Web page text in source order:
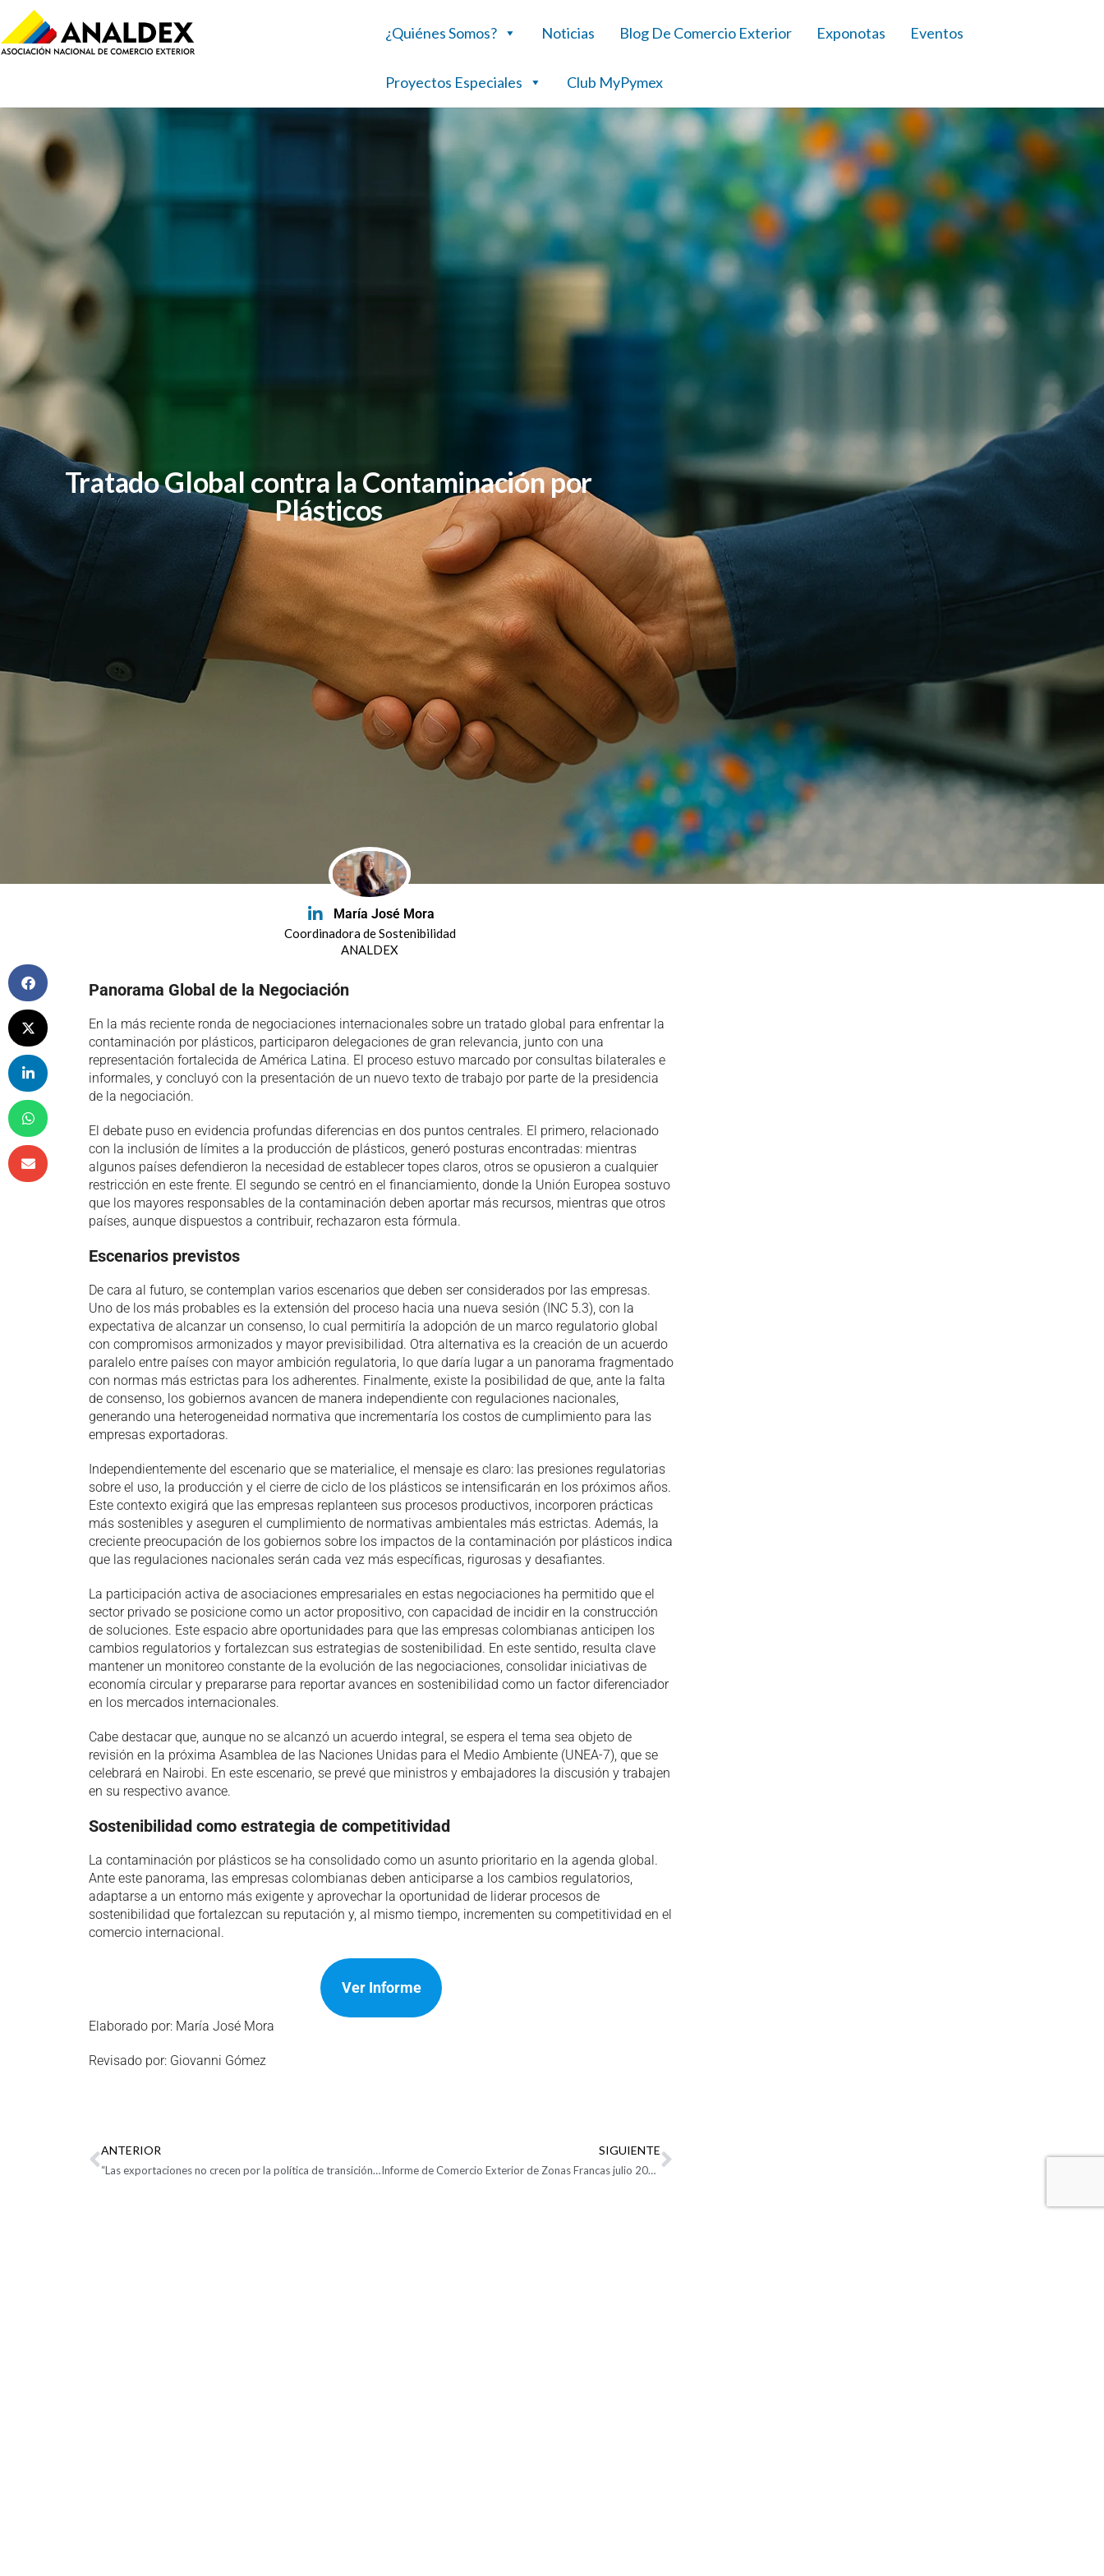
¿Quiénes Somos? Noticias Blog De Comercio Exterior Exponotas Eventos
Proyectos Especiales Club MyPymex
Tratado Global contra la Contaminación por
Plásticos
María José Mora
Coordinadora de Sostenibilidad
ANALDEX
Panorama Global de la Negociación
En la más reciente ronda de negociaciones internacionales sobre un tratado global para enfrentar la
contaminación por plásticos, participaron delegaciones de gran relevancia, junto con una
representación fortalecida de América Latina. El proceso estuvo marcado por consultas bilaterales e
informales, y concluyó con la presentación de un nuevo texto de trabajo por parte de la presidencia
de la negociación.
El debate puso en evidencia profundas diferencias en dos puntos centrales. El primero, relacionado
con la inclusión de límites a la producción de plásticos, generó posturas encontradas: mientras
algunos países defendieron la necesidad de establecer topes claros, otros se opusieron a cualquier
restricción en este frente. El segundo se centró en el financiamiento, donde la Unión Europea sostuvo
que los mayores responsables de la contaminación deben aportar más recursos, mientras que otros
países, aunque dispuestos a contribuir, rechazaron esta fórmula.
Escenarios previstos
De cara al futuro, se contemplan varios escenarios que deben ser considerados por las empresas.
Uno de los más probables es la extensión del proceso hacia una nueva sesión (INC 5.3), con la
expectativa de alcanzar un consenso, lo cual permitiría la adopción de un marco regulatorio global
con compromisos armonizados y mayor previsibilidad. Otra alternativa es la creación de un acuerdo
paralelo entre países con mayor ambición regulatoria, lo que daría lugar a un panorama fragmentado
con normas más estrictas para los adherentes. Finalmente, existe la posibilidad de que, ante la falta
de consenso, los gobiernos avancen de manera independiente con regulaciones nacionales,
generando una heterogeneidad normativa que incrementaría los costos de cumplimiento para las
empresas exportadoras.
Independientemente del escenario que se materialice, el mensaje es claro: las presiones regulatorias
sobre el uso, la producción y el cierre de ciclo de los plásticos se intensificarán en los próximos años.
Este contexto exigirá que las empresas replanteen sus procesos productivos, incorporen prácticas
más sostenibles y aseguren el cumplimiento de normativas ambientales más estrictas. Además, la
creciente preocupación de los gobiernos sobre los impactos de la contaminación por plásticos indica
que las regulaciones nacionales serán cada vez más específicas, rigurosas y desafiantes.
La participación activa de asociaciones empresariales en estas negociaciones ha permitido que el
sector privado se posicione como un actor propositivo, con capacidad de incidir en la construcción
de soluciones. Este espacio abre oportunidades para que las empresas colombianas anticipen los
cambios regulatorios y fortalezcan sus estrategias de sostenibilidad. En este sentido, resulta clave
mantener un monitoreo constante de la evolución de las negociaciones, consolidar iniciativas de
economía circular y prepararse para reportar avances en sostenibilidad como un factor diferenciador
en los mercados internacionales.
Cabe destacar que, aunque no se alcanzó un acuerdo integral, se espera el tema sea objeto de
revisión en la próxima Asamblea de las Naciones Unidas para el Medio Ambiente (UNEA-7), que se
celebrará en Nairobi. En este escenario, se prevé que ministros y embajadores la discusión y trabajen
en su respectivo avance.
Sostenibilidad como estrategia de competitividad
La contaminación por plásticos se ha consolidado como un asunto prioritario en la agenda global.
Ante este panorama, las empresas colombianas deben anticiparse a los cambios regulatorios,
adaptarse a un entorno más exigente y aprovechar la oportunidad de liderar procesos de
sostenibilidad que fortalezcan su reputación y, al mismo tiempo, incrementen su competitividad en el
comercio internacional.
Ver Informe
Elaborado por: María José Mora
Revisado por: Giovanni Gómez
ANTERIOR
“Las exportaciones no crecen por la política de transición energética de este Gobierno”: Analdex
SIGUIENTE
Informe de Comercio Exterior de Zonas Francas julio 2025